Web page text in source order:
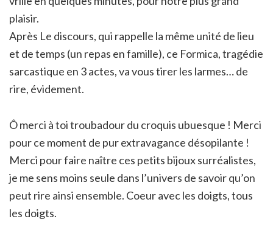
plaisir.
Après Le discours, qui rappelle la même unité de lieu
et de temps (un repas en famille), ce Formica, tragédie
sarcastique en 3 actes, va vous tirer les larmes… de
rire, évidement.
Ô merci à toi troubadour du croquis ubuesque ! Merci
pour ce moment de pur extravagance désopilante !
Merci pour faire naître ces petits bijoux surréalistes,
je me sens moins seule dans l’univers de savoir qu’on
peut rire ainsi ensemble. Coeur avec les doigts, tous
les doigts.